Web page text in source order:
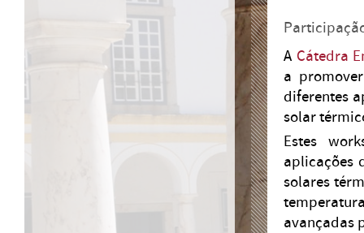
A Cátedra
a
diferentes
solar
Estes
aplicações
solares
avançadas